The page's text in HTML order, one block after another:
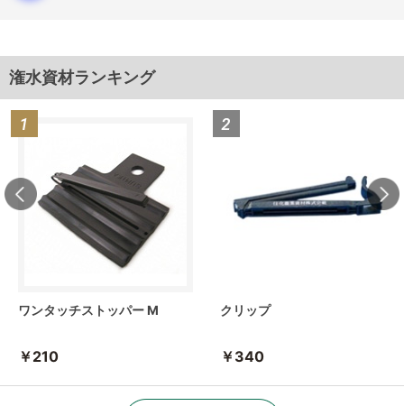
潅水資材ランキング
ワンタッチストッパー M
￥210
クリップ
￥340